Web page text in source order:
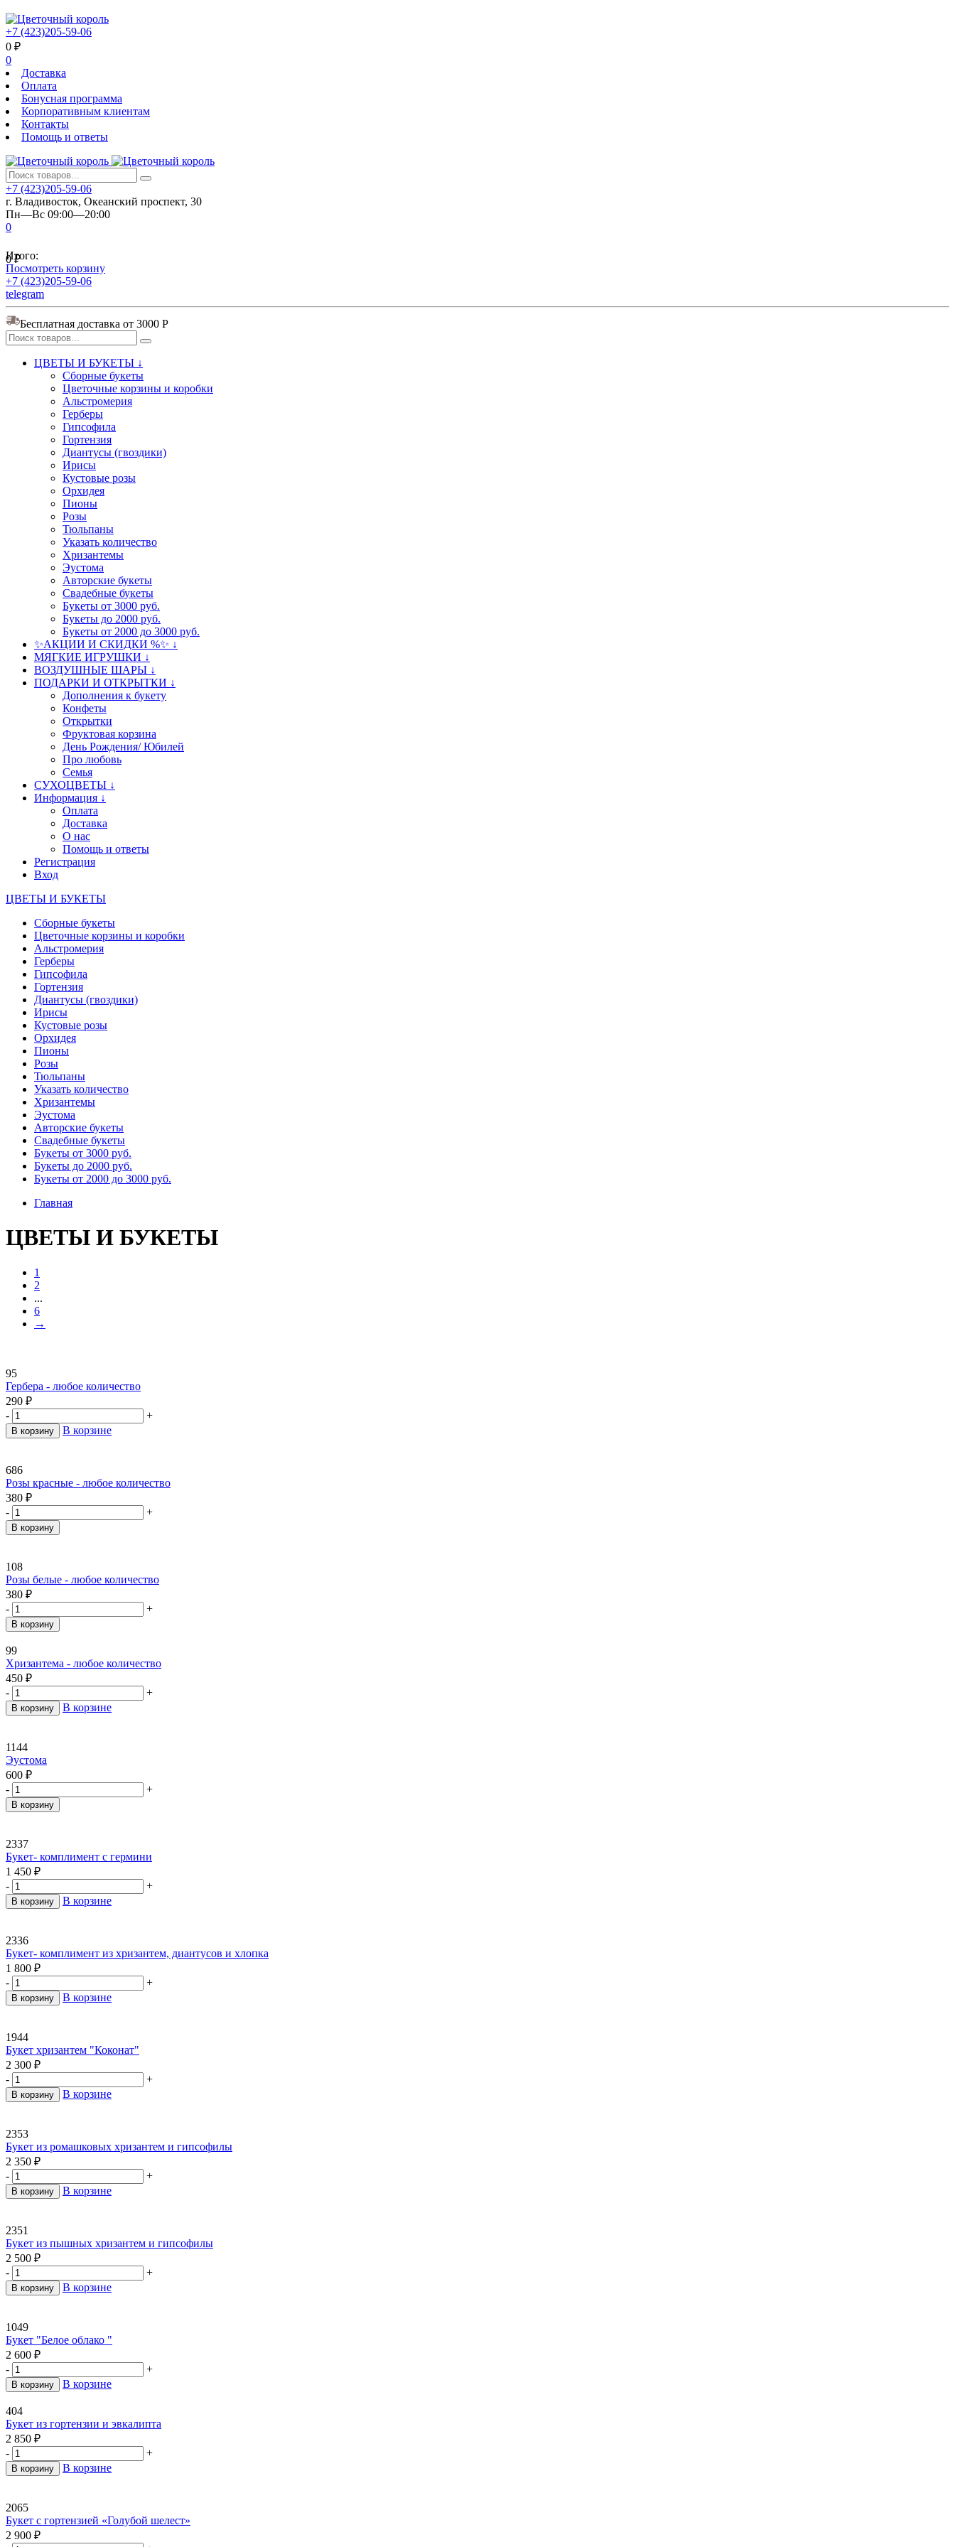
+7 (423)205-59-06
0 ₽
0
Доставка
Оплата
Бонусная программа
Корпоративным клиентам
Контакты
Помощь и ответы
+7 (423)205-59-06
г. Владивосток, Океанский проспект, 30
Пн—Вс 09:00—20:00
0
0₽
Итого:
Посмотреть корзину
+7 (423)205-59-06
telegram
Бесплатная доставка от 3000 Р
ЦВЕТЫ И БУКЕТЫ ↓
Сборные букеты
Цветочные корзины и коробки
Альстромерия
Герберы
Гипсофила
Гортензия​
Диантусы (гвоздики)
Ирисы
Кустовые розы
Орхидея
Пионы
Розы
Тюльпаны
Указать количество
Хризантемы
Эустома
Авторские букеты
Свадебные букеты
Букеты от 3000 руб.
Букеты до 2000 руб.
Букеты от 2000 до 3000 руб.
✨АКЦИИ И СКИДКИ %✨ ↓
МЯГКИЕ ИГРУШКИ ↓
ВОЗДУШНЫЕ ШАРЫ ↓
ПОДАРКИ И ОТКРЫТКИ ↓
Дополнения к букету
Конфеты
Открытки
Фруктовая корзина
День Рождения/ Юбилей
Про любовь
Семья
СУХОЦВЕТЫ ↓
Информация ↓
Оплата
Доставка
О нас
Помощь и ответы
Регистрация
Вход
ЦВЕТЫ И БУКЕТЫ
Сборные букеты
Цветочные корзины и коробки
Альстромерия
Герберы
Гипсофила
Гортензия​
Диантусы (гвоздики)
Ирисы
Кустовые розы
Орхидея
Пионы
Розы
Тюльпаны
Указать количество
Хризантемы
Эустома
Авторские букеты
Свадебные букеты
Букеты от 3000 руб.
Букеты до 2000 руб.
Букеты от 2000 до 3000 руб.
Главная
ЦВЕТЫ И БУКЕТЫ
1
2
...
6
→
95
Гербера - любое количество
290 ₽
-
+
В корзину В корзине
686
Розы красные - любое количество
380 ₽
-
+
В корзину
108
Розы белые - любое количество
380 ₽
-
+
В корзину
99
Хризантема - любое количество
450 ₽
-
+
В корзину В корзине
1144
Эустома
600 ₽
-
+
В корзину
2337
Букет- комплимент с гермини
1 450 ₽
-
+
В корзину В корзине
2336
Букет- комплимент из хризантем, диантусов и хлопка
1 800 ₽
-
+
В корзину В корзине
1944
Букет хризантем "Коконат"
2 300 ₽
-
+
В корзину В корзине
2353
Букет из ромашковых хризантем и гипсофилы
2 350 ₽
-
+
В корзину В корзине
2351
Букет из пышных хризантем и гипсофилы
2 500 ₽
-
+
В корзину В корзине
1049
Букет "Белое облако "
2 600 ₽
-
+
В корзину В корзине
404
Букет из гортензии и эвкалипта
2 850 ₽
-
+
В корзину В корзине
2065
Букет с гортензией «Голубой шелест»
2 900 ₽